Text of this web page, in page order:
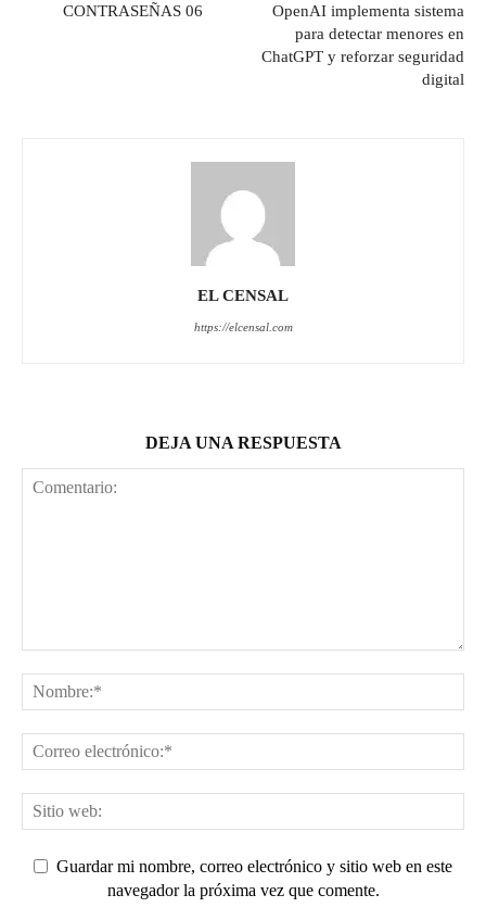
CONTRASEÑAS 06
OpenAI implementa sistema
para detectar menores en
ChatGPT y reforzar seguridad
digital
EL CENSAL
https://elcensal.com
DEJA UNA RESPUESTA
Guardar mi nombre, correo electrónico y sitio web en este
navegador la próxima vez que comente.